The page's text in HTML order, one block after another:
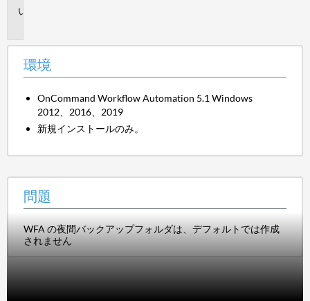
環境
OnCommand Workflow Automation 5.1 Windows
2012、2016、2019
新規インストールのみ。
問題
WFA の夜間バックアップフォルダは、デフォルトでは作成
されません